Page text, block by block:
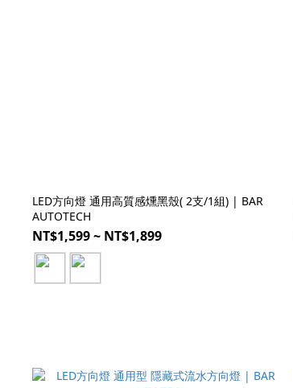
LED方向燈 通用高質感燻黑殼( 2支/1組) | BAR
AUTOTECH
NT$1,599 ~ NT$1,899